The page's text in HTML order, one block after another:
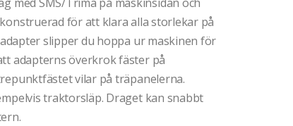
för att klara alla storlekar på
slipper du hoppa ur maskinen för
adapterns överkrok fäster på
vilar på träpanelerna.
traktorsläp. Draget kan snabbt